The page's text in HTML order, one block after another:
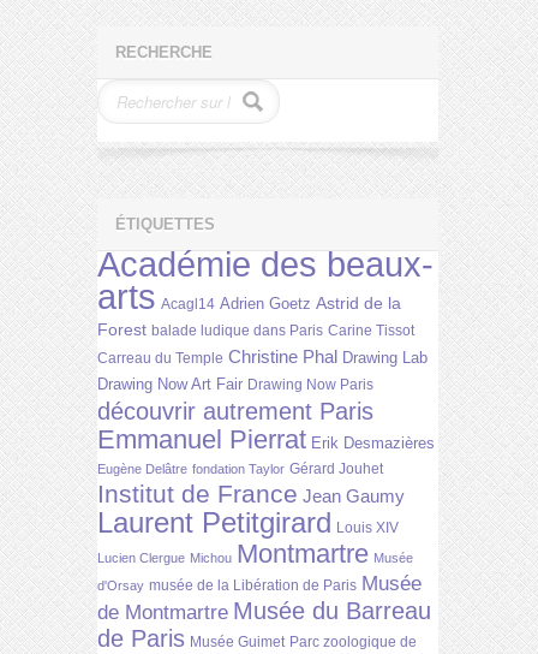
RECHERCHE
ÉTIQUETTES
Académie des beaux-
arts Acagl14 Adrien Goetz Astrid de la
Forest balade ludique dans Paris Carine Tissot
Carreau du Temple Christine Phal Drawing Lab
Drawing Now Art Fair Drawing Now Paris
découvrir autrement Paris
Emmanuel Pierrat Erik Desmazières
Eugène Delâtre fondation Taylor Gérard Jouhet
Institut de France Jean Gaumy
Laurent Petitgirard Louis XIV
Lucien Clergue Michou Montmartre Musée
d'Orsay musée de la Libération de Paris Musée
de Montmartre Musée du Barreau
de Paris Musée Guimet Parc zoologique de